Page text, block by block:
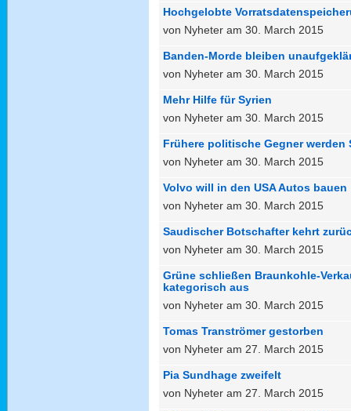
Hochgelobte
von Nyheter am 30. March 2015
Banden-Morde bleiben
von Nyheter am 30. March 2015
Mehr Hilfe für Syrien
von Nyheter am 30. March 2015
Frühere politische Gegner werden
von Nyheter am 30. March 2015
Volvo will in den USA Autos bauen
von Nyheter am 30. March 2015
Saudischer Botschafter kehrt
von Nyheter am 30. March 2015
Grüne schließen Braunkohle-
kategorisch aus
von Nyheter am 30. March 2015
Tomas Tranströmer gestorben
von Nyheter am 27. March 2015
Pia Sundhage zweifelt
von Nyheter am 27. March 2015